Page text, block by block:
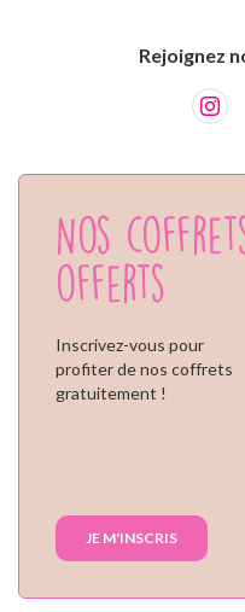
Rejoignez
Nos
offerts
Inscrivez-vous pour
profiter de nos coffrets
gratuitement !
JE M'INSCRIS